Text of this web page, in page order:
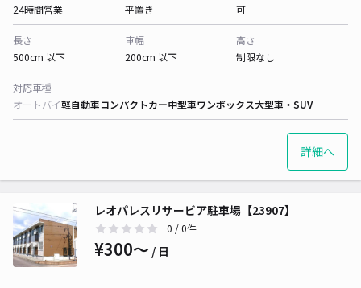
24時間営業
平置き
可
長さ
500cm 以下
車幅
200cm 以下
高さ
制限なし
対応車種
オートバイ軽自動車コンパクトカー中型車ワンボックス大型車・SUV
詳細へ
レオパレスリサービア駐車場【23907】
0 / 0件
¥300〜 / 日